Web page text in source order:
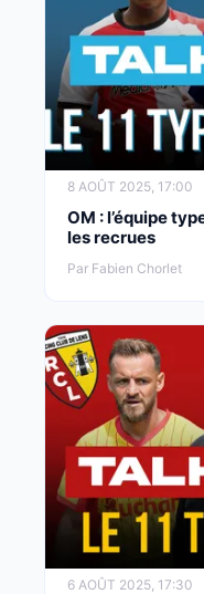
8 AOÛT 2025, 17:00
OM : l’équipe
les recrues
Par Fabien Chorlet
6 AOÛT 2025, 17:30